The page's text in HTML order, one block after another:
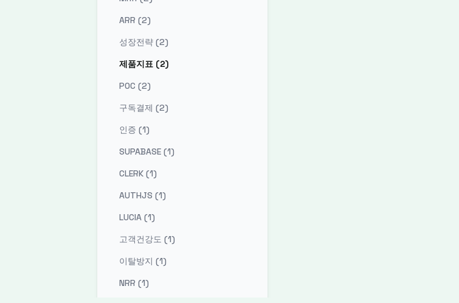
ARR (2)
성장전략 (2)
제품지표 (2)
POC (2)
구독결제 (2)
인증 (1)
SUPABASE (1)
CLERK (1)
AUTHJS (1)
LUCIA (1)
고객건강도 (1)
이탈방지 (1)
NRR (1)